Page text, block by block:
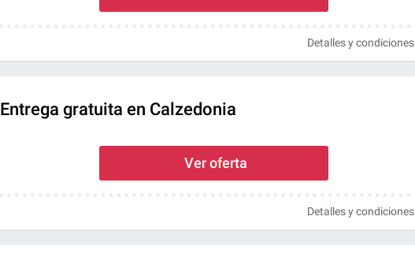
Detalles y condiciones
Entrega gratuita en Calzedonia
Ver oferta
Detalles y condiciones